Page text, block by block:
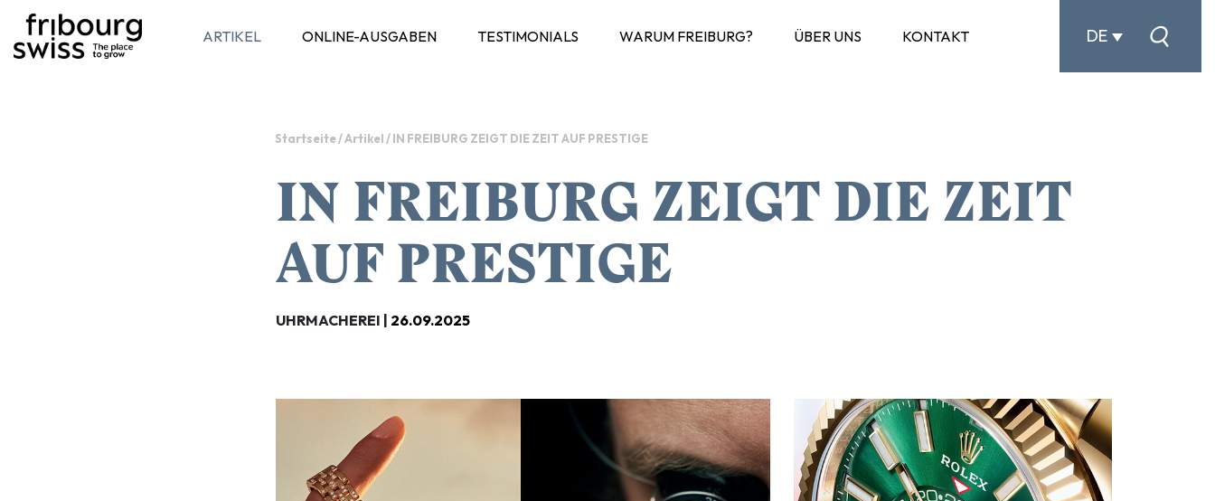
Toggle navigation
ARTIKEL ONLINE-AUSGABEN TESTIMONIALS WARUM FREIBURG? ÜBER UNS KONTAKT DE
Startseite/Artikel /IN FREIBURG ZEIGT DIE ZEIT AUF PRESTIGE
IN FREIBURG ZEIGT DIE ZEIT
AUF PRESTIGE
UHRMACHEREI | 26.09.2025